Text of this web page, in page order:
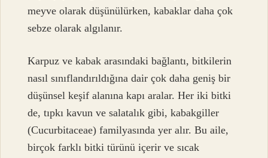
meyve olarak düşünülürken, kabaklar daha çok
sebze olarak algılanır.
Karpuz ve kabak arasındaki bağlantı, bitkilerin
nasıl sınıflandırıldığına dair çok daha geniş bir
düşünsel keşif alanına kapı aralar. Her iki bitki
de, tıpkı kavun ve salatalık gibi, kabakgiller
(Cucurbitaceae) familyasında yer alır. Bu aile,
birçok farklı bitki türünü içerir ve sıcak